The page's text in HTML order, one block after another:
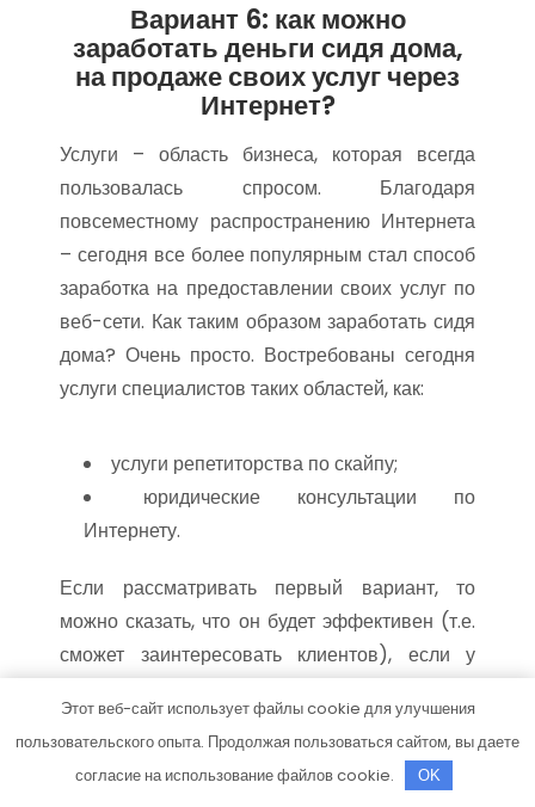
Вариант 6: как можно
заработать деньги сидя дома,
на продаже своих услуг через
Интернет?
Услуги – область бизнеса, которая всегда
пользовалась спросом. Благодаря
повсеместному распространению Интернета
– сегодня все более популярным стал способ
заработка на предоставлении своих услуг по
веб-сети. Как таким образом заработать сидя
дома? Очень просто. Востребованы сегодня
услуги специалистов таких областей, как:
услуги репетиторства по скайпу;
юридические консультации по
Интернету.
Если рассматривать первый вариант, то
можно сказать, что он будет эффективен (т.е.
сможет заинтересовать клиентов), если у
много положительных отзывов. C помощью
скай па можно проводить полноценные уроки,
не выходя за пределы дома. Благодаря
Этот веб-сайт использует файлы cookie для улучшения
пользовательского опыта. Продолжая пользоваться сайтом, вы даете
согласие на использование файлов cookie.
OK